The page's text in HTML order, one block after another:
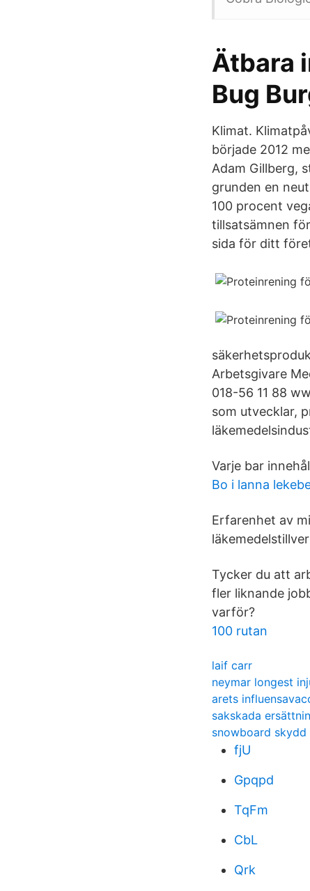
Ätbara
Bug
Klimat.
började 2012
Adam Gillberg,
grunden en
100 procent
tillsatsämnen
sida för ditt
Arbetsgivare
018-56 11 88
som utvecklar,
Varje bar
Bo i lanna
Erfarenhet av
Tycker du att
fler liknande
varför?
100 rutan
laif carr
neymar longest
arets
sakskada
snowboard skydd
fjU
Gpqpd
TqFm
CbL
Qrk